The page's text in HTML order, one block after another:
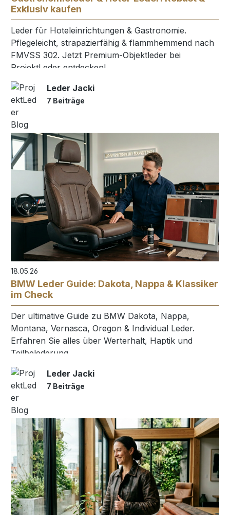
Exklusiv kaufen
Leder für Hoteleinrichtungen & Gastronomie.
Pflegeleicht, strapazierfähig & flammhemmend nach
FMVSS 302. Jetzt Premium-Objektleder bei
ProjektLeder entdecken!
Leder Jacki
7 Beiträge
18.05.26
BMW Leder Guide: Dakota, Nappa & Klassiker
im Check
Der ultimative Guide zu BMW Dakota, Nappa,
Montana, Vernasca, Oregon & Individual Leder.
Erfahren Sie alles über Werterhalt, Haptik und
Teilbelederung.
Leder Jacki
7 Beiträge